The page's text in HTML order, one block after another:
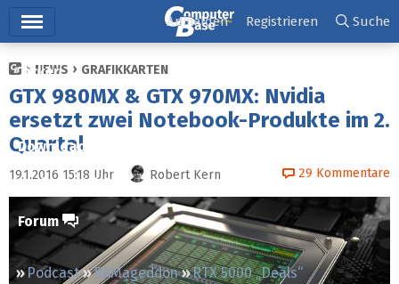
Ticker
Tests
Downloads
Preisvergleich
Forum
Podcast RAMageddon
RTX 5000 „Deals“
Anmelden Registrieren Suche
NEWS GRAFIKKARTEN
GTX 980MX & GTX 970MX: Nvidia
ersetzt zwei Notebook-Produkte im 2.
Quartal
19.1.2016 15:18 Uhr Robert Kern 29 Kommentare